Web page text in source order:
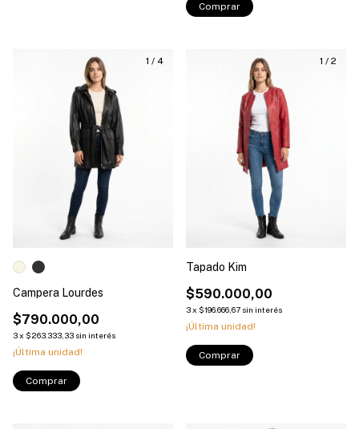
Comprar
1 / 4
Campera Lourdes
$790.000,00
3x $263.333,33 sin interés
¡Última unidad!
Comprar
1 / 2
Tapado Kim
$590.000,00
3x $196.666,67 sin interés
¡Última unidad!
Comprar